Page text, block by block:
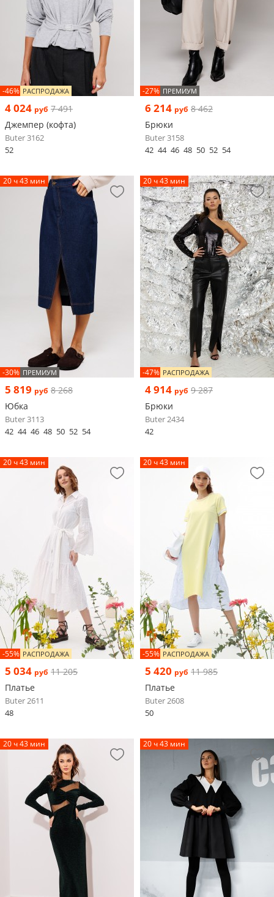
-46% РАСПРОДАЖА
4 024 руб 7 491
Джемпер (кофта)
Buter 3162
52
-27% ПРЕМИУМ
6 214 руб 8 462
Брюки
Buter 3158
42 44 46 48 50 52 54
20 ч 43 мин
-30% ПРЕМИУМ
5 819 руб 8 268
Юбка
Buter 3113
42 44 46 48 50 52 54
20 ч 43 мин
-47% РАСПРОДАЖА
4 914 руб 9 287
Брюки
Buter 2434
42
20 ч 43 мин
-55% РАСПРОДАЖА
5 034 руб 11 205
Платье
Buter 2611
48
20 ч 43 мин
-55% РАСПРОДАЖА
5 420 руб 11 985
Платье
Buter 2608
50
20 ч 43 мин 20 ч 43 мин